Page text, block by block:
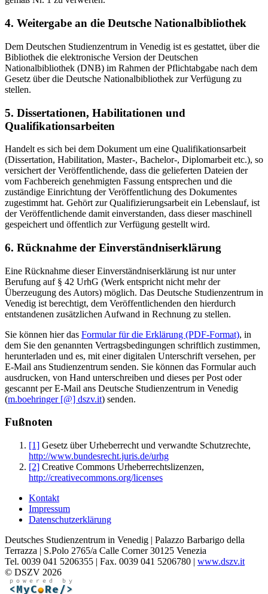
4. Weitergabe an die Deutsche Nationalbibliothek
Dem Deutschen Studienzentrum in Venedig ist es gestattet, über die
Bibliothek die elektronische Version der Deutschen
Nationalbibliothek (DNB) im Rahmen der Pflichtabgabe nach dem
Gesetz über die Deutsche Nationalbibliothek zur Verfügung zu
stellen.
5. Dissertationen, Habilitationen und
Qualifikationsarbeiten
Handelt es sich bei dem Dokument um eine Qualifikationsarbeit
(Dissertation, Habilitation, Master-, Bachelor-, Diplomarbeit etc.), so
versichert der Veröffentlichende, dass die gelieferten Dateien der
vom Fachbereich genehmigten Fassung entsprechen und die
zuständige Einrichtung der Veröffentlichung des Dokumentes
zugestimmt hat. Gehört zur Qualifizierungsarbeit ein Lebenslauf, ist
der Veröffentlichende damit einverstanden, dass dieser maschinell
gespeichert und öffentlich zur Verfügung gestellt wird.
6. Rücknahme der Einverständniserklärung
Eine Rücknahme dieser Einverständniserklärung ist nur unter
Berufung auf § 42 UrhG (Werk entspricht nicht mehr der
Überzeugung des Autors) möglich. Das Deutsche Studienzentrum in
Venedig ist berechtigt, dem Veröffentlichenden den hierdurch
entstandenen zusätzlichen Aufwand in Rechnung zu stellen.
Sie können hier das Formular für die Erklärung (PDF-Format), in
dem Sie den genannten Vertragsbedingungen schriftlich zustimmen,
herunterladen und es, mit einer digitalen Unterschrift versehen, per
E-Mail ans Studienzentrum senden. Sie können das Formular auch
ausdrucken, von Hand unterschreiben und dieses per Post oder
gescannt per E-Mail ans Deutsche Studienzentrum in Venedig
(m.boehringer [@] dszv.it) senden.
Fußnoten
[1] Gesetz über Urheberrecht und verwandte Schutzrechte,
http://www.bundesrecht.juris.de/urhg
[2] Creative Commons Urheberrechtslizenzen,
http://creativecommons.org/licenses
Kontakt
Impressum
Datenschutzerklärung
Deutsches Studienzentrum in Venedig | Palazzo Barbarigo della
Terrazza | S.Polo 2765/a Calle Corner 30125 Venezia
Tel. 0039 041 5206355 | Fax. 0039 041 5206780 | www.dszv.it
© DSZV 2026